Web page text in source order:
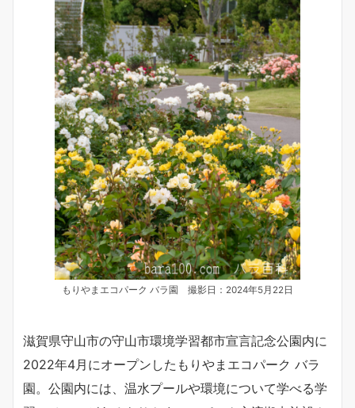
もりやまエコパーク バラ園 撮影日：2024年5月22日
滋賀県守山市の守山市環境学習都市宣言記念公園内に
2022年4月にオープンしたもりやまエコパーク バラ
園。公園内には、温水プールや環境について学べる学